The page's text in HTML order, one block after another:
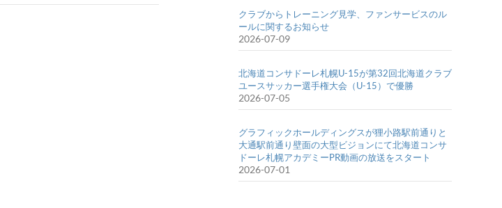
クラブからトレーニング見学、ファンサービスのル
ールに関するお知らせ
2026-07-09
北海道コンサドーレ札幌U-15が第32回北海道クラブ
ユースサッカー選手権大会（U-15）で優勝
2026-07-05
グラフィックホールディングスが狸小路駅前通りと
大通駅前通り壁面の大型ビジョンにて北海道コンサ
ドーレ札幌アカデミーPR動画の放送をスタート
2026-07-01